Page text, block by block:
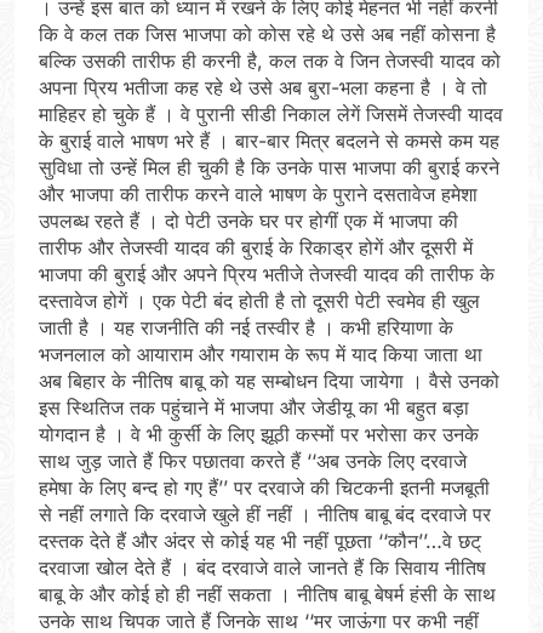
। उन्हें इस बात को ध्यान में रखने के लिए कोई मेहनत भी नहीं करनी
कि वे कल तक जिस भाजपा को कोस रहे थे उसे अब नहीं कोसना है
बल्कि उसकी तारीफ ही करनी है, कल तक वे जिन तेजस्वी यादव को
अपना प्रिय भतीजा कह रहे थे उसे अब बुरा-भला कहना है । वे तो
माहिहर हो चुके हैं । वे पुरानी सीडी निकाल लेगें जिसमें तेजस्वी यादव
के बुराई वाले भाषण भरे हैं । बार-बार मित्र बदलने से कमसे कम यह
सुविधा तो उन्हें मिल ही चुकी है कि उनके पास भाजपा की बुराई करने
और भाजपा की तारीफ करने वाले भाषण के पुराने दसतावेज हमेशा
उपलब्ध रहते हैं । दो पेटी उनके घर पर होगीं एक में भाजपा की
तारीफ और तेजस्वी यादव की बुराई के रिकाड्र होगें और दूसरी में
भाजपा की बुराई और अपने प्रिय भतीजे तेजस्वी यादव की तारीफ के
दस्तावेज होगें । एक पेटी बंद होती है तो दूसरी पेटी स्वमेव ही खुल
जाती है । यह राजनीति की नई तस्वीर है । कभी हरियाणा के
भजनलाल को आयाराम और गयाराम के रूप में याद किया जाता था
अब बिहार के नीतिष बाबू को यह सम्बोधन दिया जायेगा । वैसे उनको
इस स्थितिज तक पहुंचाने में भाजपा और जेडीयू का भी बहुत बड़ा
योगदान है । वे भी कुर्सी के लिए झूठी कस्मों पर भरोसा कर उनके
साथ जुड़ जाते हैं फिर पछातवा करते हैं ‘‘अब उनके लिए दरवाजे
हमेषा के लिए बन्द हो गए हैं’’ पर दरवाजे की चिटकनी इतनी मजबूती
से नहीं लगाते कि दरवाजे खुले हीं नहीं । नीतिष बाबू बंद दरवाजे पर
दस्तक देते हैं और अंदर से कोई यह भी नहीं पूछता ‘‘कौन’’…वे छट्
दरवाजा खोल देते हैं । बंद दरवाजे वाले जानते हैं कि सिवाय नीतिष
बाबू के और कोई हो ही नहीं सकता । नीतिष बाबू बेषर्म हंसी के साथ
उनके साथ चिपक जाते हैं जिनके साथ ‘‘मर जाऊंगा पर कभी नहीं